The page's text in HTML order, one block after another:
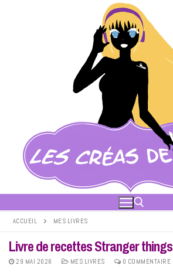
ACCUEIL MES LIVRES
Livre de recettes Stranger things
29 MAI 2026 MES LIVRES 0 COMMENTAIRE